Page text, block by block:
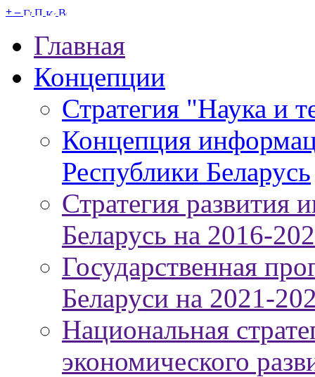
+ –
Главная
Концепции
Стратегия "Наука и
Концепция
Республики Беларусь
Стратегия развития
Беларусь на 2016-
Государственная
Беларуси на 2021-
Национальная
экономического